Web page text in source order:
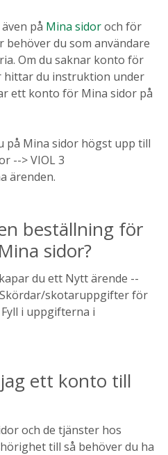
på Mina sidoroch för
du som användare
Om du saknar konto för
hittar du instruktion under
ett konto för Mina sidor på
på Mina sidor högst upp till
--> VIOL 3
ärenden.
beställning för
sidor?
du ett Nytt ärende --
Skördar/skotaruppgifter för
Fyll i uppgifterna i
ett konto till
och de tjänster hos
till så behöver du ha